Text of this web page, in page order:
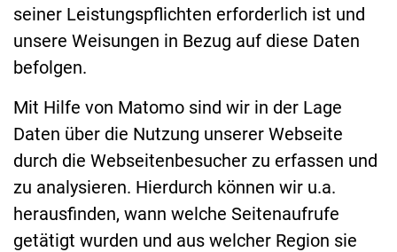
seiner Leistungspflichten erforderlich ist und
unsere Weisungen in Bezug auf diese Daten
befolgen.
Mit Hilfe von Matomo sind wir in der Lage
Daten über die Nutzung unserer Webseite
durch die Webseitenbesucher zu erfassen und
zu analysieren. Hierdurch können wir u.a.
herausfinden, wann welche Seitenaufrufe
getätigt wurden und aus welcher Region sie